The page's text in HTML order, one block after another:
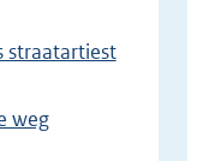
straatartiest
weg